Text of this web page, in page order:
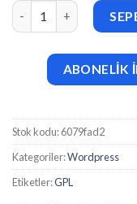
MyThemeShop
ABONELİK
Stok kodu:6079fad2
Kategoriler:Wordpress
Etiketler:GPL